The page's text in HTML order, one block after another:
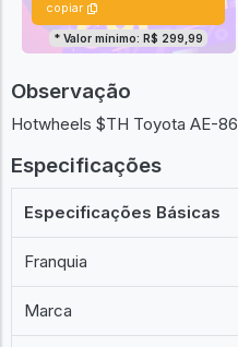
copiar
* Valor mínimo: R$ 299,99
Observação
Hotwheels $TH Toyota AE-86
Especificações
Especificações Básicas
Franquia
Marca